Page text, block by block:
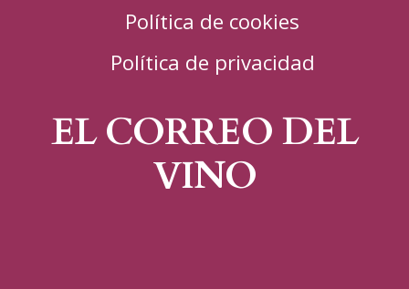
Política de cookies
Política de privacidad
EL CORREO DEL
VINO